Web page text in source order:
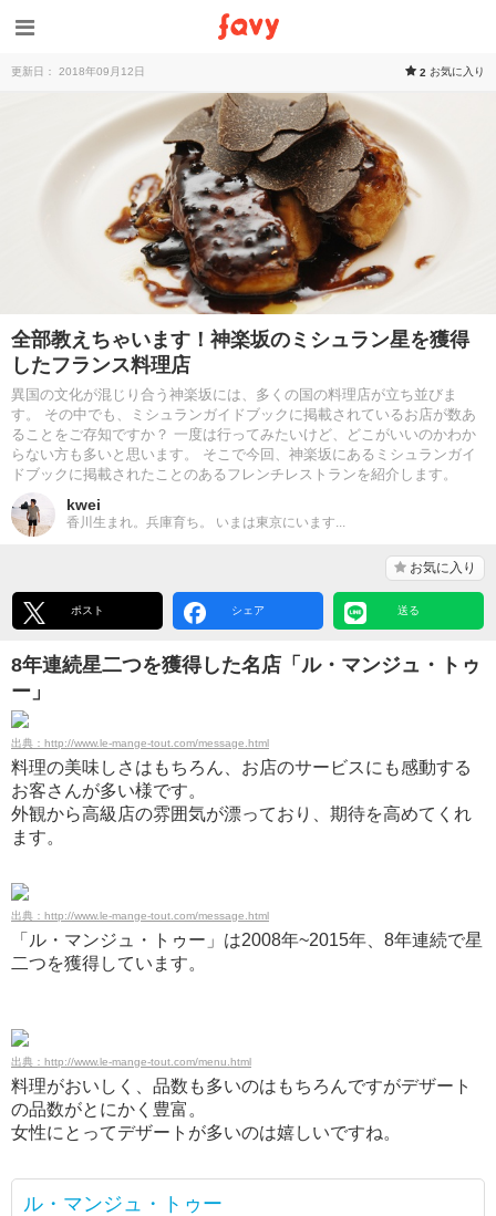
更新日： 2018年09月12日 2 お気に入り
全部教えちゃいます！神楽坂のミシュラン星を獲得
したフランス料理店
異国の文化が混じり合う神楽坂には、多くの国の料理店が立ち並びま
す。 その中でも、ミシュランガイドブックに掲載されているお店が数あ
ることをご存知ですか？ 一度は行ってみたいけど、どこがいいのかわか
らない方も多いと思います。 そこで今回、神楽坂にあるミシュランガイ
ドブックに掲載されたことのあるフレンチレストランを紹介します。
kwei
香川生まれ。兵庫育ち。 いまは東京にいます...
お気に入り
ポスト シェア 送る
8年連続星二つを獲得した名店「ル・マンジュ・トゥ
ー」
出典：http://www.le-mange-tout.com/message.html
料理の美味しさはもちろん、お店のサービスにも感動する
お客さんが多い様です。
外観から高級店の雰囲気が漂っており、期待を高めてくれ
ます。
出典：http://www.le-mange-tout.com/message.html
「ル・マンジュ・トゥー」は2008年~2015年、8年連続で星
二つを獲得しています。
出典：http://www.le-mange-tout.com/menu.html
料理がおいしく、品数も多いのはもちろんですがデザート
の品数がとにかく豊富。
女性にとってデザートが多いのは嬉しいですね。
ル・マンジュ・トゥー